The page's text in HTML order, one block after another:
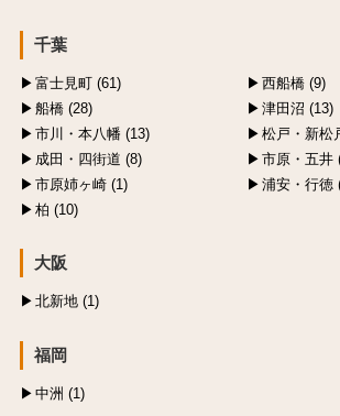
千葉
富士見町 (61)
西船橋 (9)
船橋 (28)
津田沼 (13)
市川・本八幡 (13)
松戸・新松
成田・四街道 (8)
市原・五井
市原姉ヶ崎 (1)
浦安・行徳
柏 (10)
大阪
北新地 (1)
福岡
中洲 (1)